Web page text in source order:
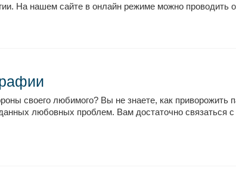
На нашем сайте в онлайн режиме можно проводить
своего любимого? Вы не знаете, как
любовных проблем. Вам достаточно связаться